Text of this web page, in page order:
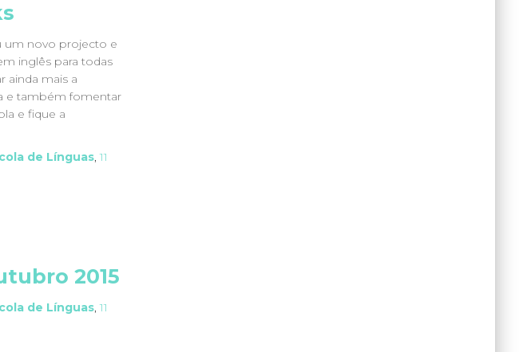
um novo projecto e
inglês para todas
ainda mais a
e também fomentar
e fique a
de Línguas,11
2015
de Línguas,11